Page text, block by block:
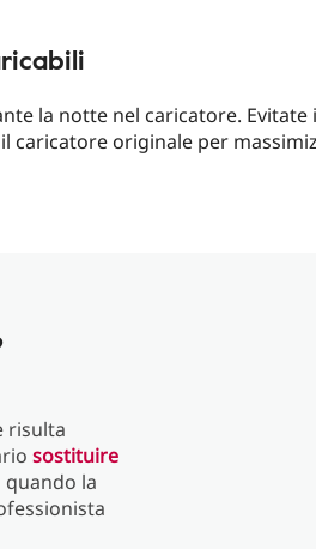
la notte nel caricatore. Evitate
caricatore originale per
risulta
sostituire
la